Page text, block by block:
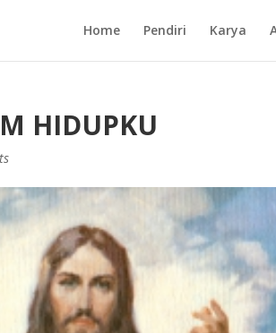
Home Pendiri Karya
HIDUPKU